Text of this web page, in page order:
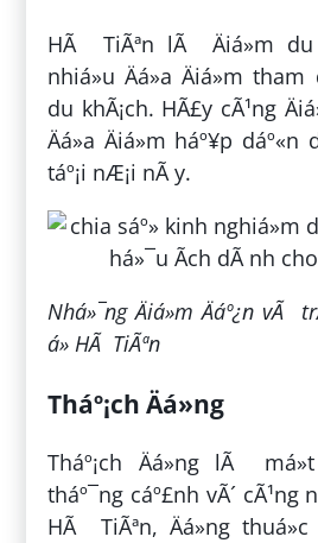
HÃ TiÃªn lÃ Äiá»m du
nhiá»u Äá»a Äiá»m
du khÃ¡ch. HÃ£y cÃ¹ng
Äá»a Äiá»m háº¥p
táº¡i nÆ¡i nÃ y.
Nhá»¯ng Äiá»m Äáº¿n
á» HÃ TiÃªn
Tháº¡ch Äá»ng
Tháº¡ch Äá»ng lÃ
tháº¯ng cáº£nh vÃ´ cÃ¹ng
HÃ TiÃªn, Äá»ng